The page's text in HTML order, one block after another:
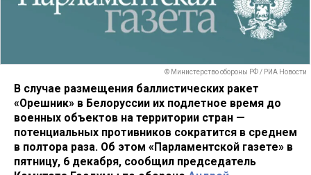
© Министерство обороны РФ / РИА Новости
В случае размещения баллистических ракет
«Орешник» в Белоруссии их подлетное время до
военных объектов на территории стран —
потенциальных противников сократится в среднем
в полтора раза. Об этом «Парламентской газете» в
пятницу, 6 декабря, сообщил председатель